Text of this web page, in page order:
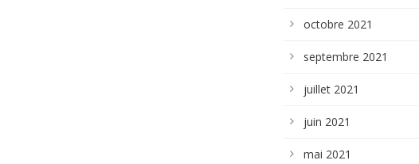
octobre 2021
septembre 2021
juillet 2021
juin 2021
mai 2021